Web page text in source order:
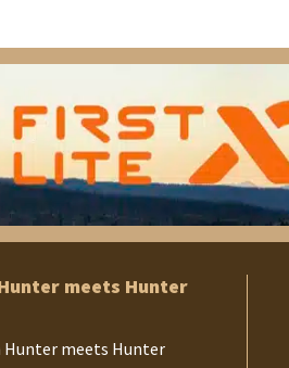
meets Hunter
Hunter meets Hunter